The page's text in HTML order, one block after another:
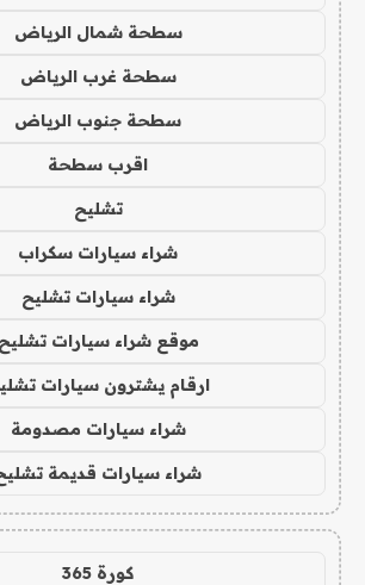
سطحة شمال الرياض
سطحة غرب الرياض
سطحة جنوب الرياض
اقرب سطحة
تشليح
شراء سيارات سكراب
شراء سيارات تشليح
موقع شراء سيارات تشليح
ارقام يشترون سيارات
شراء سيارات مصدومة
شراء سيارات قديمة
كورة 365